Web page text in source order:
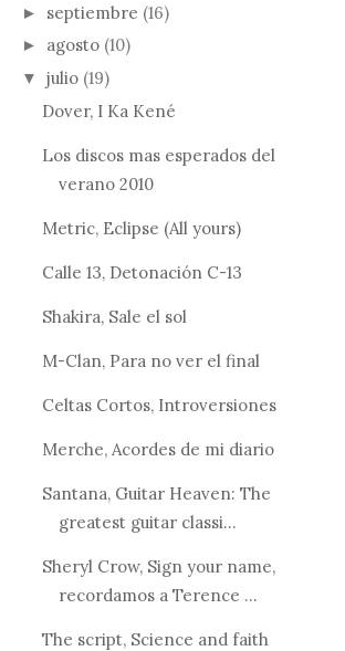
► septiembre (16)
► agosto (10)
▼ julio (19)
Dover, I Ka Kené
Los discos mas esperados del
verano 2010
Metric, Eclipse (All yours)
Calle 13, Detonación C-13
Shakira, Sale el sol
M-Clan, Para no ver el final
Celtas Cortos, Introversiones
Merche, Acordes de mi diario
Santana, Guitar Heaven: The
greatest guitar classi...
Sheryl Crow, Sign your name,
recordamos a Terence ...
The script, Science and faith